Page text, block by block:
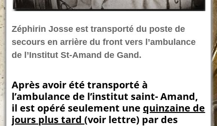
Zéphirin Josse est transporté du poste de
secours en arrière du front vers l’ambulance
de l’Institut St-Amand de Gand.
Après avoir été transporté à
l’ambulance de l’institut saint- Amand,
il est opéré seulement une quinzaine de
jours plus tard(voir lettre) par des